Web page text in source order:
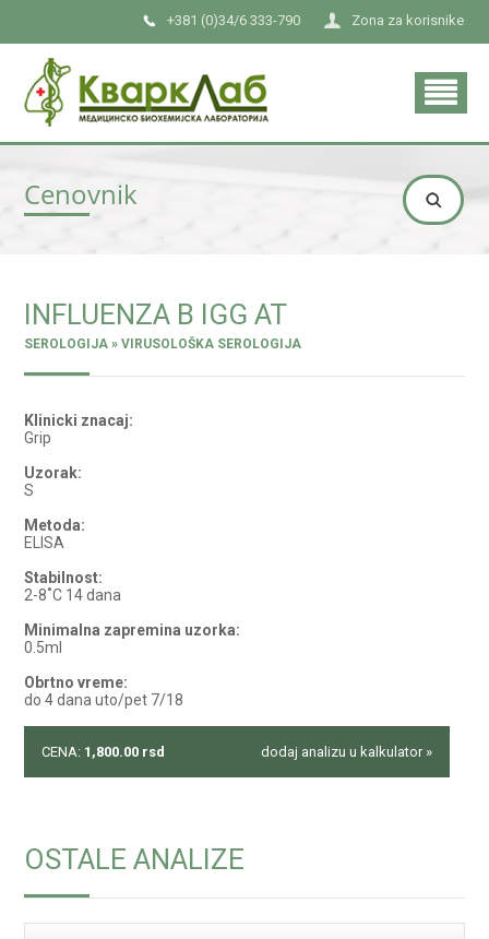
Zona za korisnike
+381 (0)34/6 333-790
Cenovnik
INFLUENZA B IGG AT
SEROLOGIJA » VIRUSOLOŠKA SEROLOGIJA
Klinicki znacaj:
Grip
Uzorak:
S
Metoda:
ELISA
Stabilnost:
2-8˚C 14 dana
Minimalna zapremina uzorka:
0.5ml
Obrtno vreme:
do 4 dana uto/pet 7/18
CENA: 1,800.00 rsd dodaj analizu u kalkulator »
OSTALE ANALIZE